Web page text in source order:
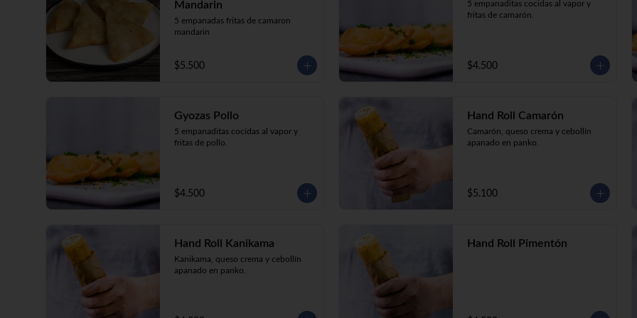
Mandarin
5 empanadas fritas de camaron
mandarin
$5.500
5 empanaditas cocidas al vapor y
fritas de camarón.
$4.500
Gyozas Pollo
5 empanaditas cocidas al vapor y
fritas de pollo.
$4.500
Hand Roll Camarón
Camarón, queso crema y cebollín
apanado en panko.
$5.100
Hand Roll Kanikama
Kanikama, queso crema y cebollín
apanado en panko.
Hand Roll Pimentón